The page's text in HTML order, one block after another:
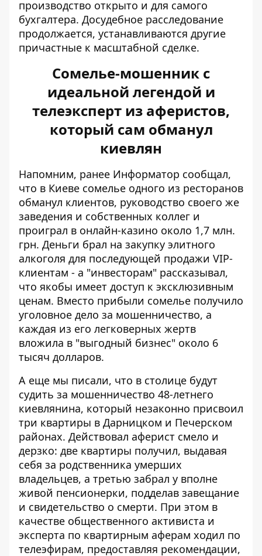
производство открыто и для самого
бухгалтера. Досудебное расследование
продолжается, устанавливаются другие
причастные к масштабной сделке.
Сомелье-мошенник с
идеальной легендой и
телеэксперт из аферистов,
который сам обманул
киевлян
Напомним, ранее Информатор сообщал,
что в Киеве сомелье одного из ресторанов
обманул клиентов, руководство своего же
заведения и собственных коллег и
проиграл в онлайн-казино около 1,7 млн.
грн. Деньги брал на закупку элитного
алкоголя для последующей продажи VIP-
клиентам - а "инвесторам" рассказывал,
что якобы имеет доступ к эксклюзивным
ценам. Вместо прибыли сомелье получило
уголовное дело за мошенничество, а
каждая из его легковерных жертв
вложила в "выгодный бизнес" около 6
тысяч долларов.
А еще мы писали, что в столице будут
судить за мошенничество 48-летнего
киевлянина, который незаконно присвоил
три квартиры в Дарницком и Печерском
районах. Действовал аферист смело и
дерзко: две квартиры получил, выдавая
себя за родственника умерших
владельцев, а третью забрал у вполне
живой пенсионерки, подделав завещание
и свидетельство о смерти. При этом в
качестве общественного активиста и
эксперта по квартирным аферам ходил по
телеэфирам, предоставляя рекомендации,